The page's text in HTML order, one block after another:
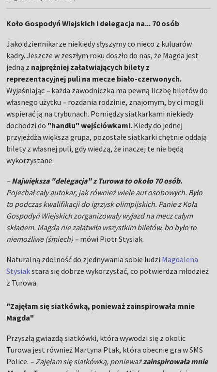
wspierać ją na trybunach. Pomiędzy siatkarkami niekiedy
przyjeżdża większa grupa, pozostałe siatkarki chętnie oddają
bilety z własnej puli, gdy wiedzą, że inaczej te nie będą
wykorzystane.
–Największa "delegacja" z Turowa to około 70 osób.
Pojechał cały autokar, jak również wiele aut osobowych. Było
to podczas kwalifikacji do igrzysk olimpijskich. Panie z Koła
Gospodyń Wiejskich zorganizowały wyjazd na mecz całym
składem. Magda nie załatwiła wszystkim biletów, bo było to
niemożliwe (śmiech) –mówi Piotr Stysiak.
Stysiakstara się dobrze wykorzystać, co potwierdza młodzież
z Turowa.
"Zajęłam się siatkówką, ponieważ zainspirowała mnie
Magda"
Turowa jest również Martyna Ptak, która obecnie gra w SMS
Police.–Zajęłam się siatkówką, ponieważzainspirowała mnie
Magda.To ona poleciła mi tę szkołę. Miałam w planach inną,
być jeden z moich najlepszych wyborów. To dlatego teraz tam
gram –mówi w TVPSPORT.PL.
Okazuje się, że Magda była wyjątkowootwarta na
pomaganie młodszej koleżance.W napiętym grafiku
znalazła czas by się z nią spotkać.– Kiedy szłam do liceum